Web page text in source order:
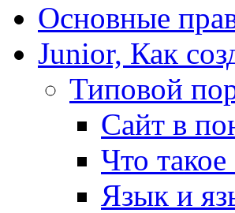
Основные
Junior, Как
Типовой
Сайт в
Что
Язык и